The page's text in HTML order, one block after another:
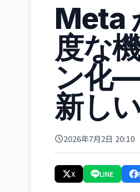
Meta
度な
ン化
新し
2026年7月2日 20:10
X LINE